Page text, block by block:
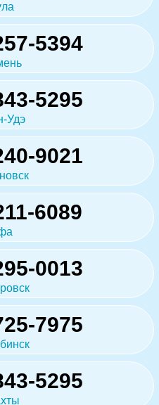
5394
5295
Удэ
9021
6089
0013
7975
5295